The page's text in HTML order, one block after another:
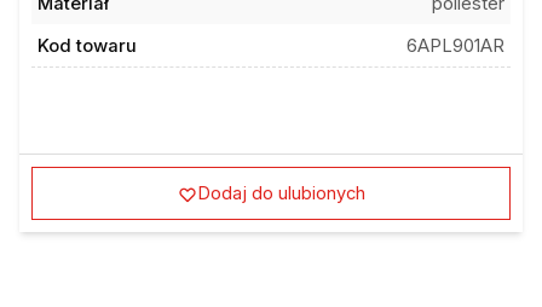
Kod towaru
6APL901AR
Dodaj do ulubionych